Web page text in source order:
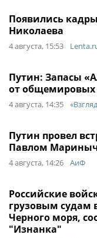
Появились
Николаева
4 августа, 15:53
Путин: Запасы
от общемировых
4 августа, 14:35
Путин провел
Павлом
4 августа, 14:26 АиФ
Российские
грузовым судам
Черного моря,
"Изнанка"